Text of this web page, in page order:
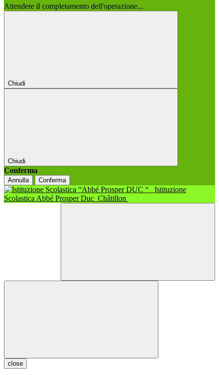
Attendere il completamento dell'operazione...
Chiudi
Chiudi
Conferma
Annulla Conferma
Istituzione
Scolastica Abbé Prosper Duc Châtillon
close